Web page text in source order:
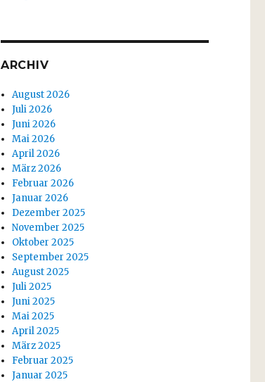
ARCHIV
August 2026
Juli 2026
Juni 2026
Mai 2026
April 2026
März 2026
Februar 2026
Januar 2026
Dezember 2025
November 2025
Oktober 2025
September 2025
August 2025
Juli 2025
Juni 2025
Mai 2025
April 2025
März 2025
Februar 2025
Januar 2025